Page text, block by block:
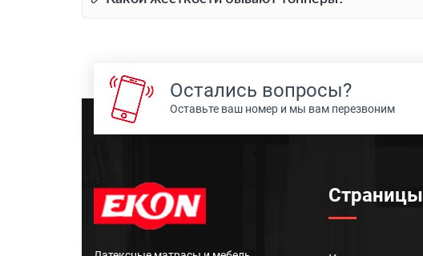
Остались вопросы?
Оставьте ваш номер и мы вам перезвоним
Страницы